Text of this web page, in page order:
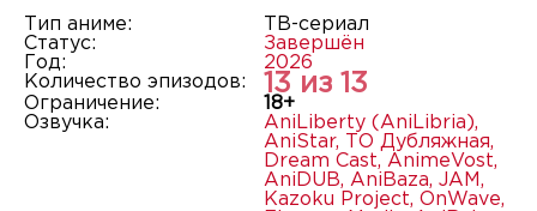
Тип аниме:
ТВ-сериал
Статус:
Завершён
Год:
2026
Количество эпизодов:
13 из 13
Ограничение:
18+
Озвучка:
AniLiberty (AniLibria),
AniStar, ТО Дубляжная,
Dream Cast, AnimeVost,
AniDUB, AniBaza, JAM ,
Kazoku Project, OnWave,